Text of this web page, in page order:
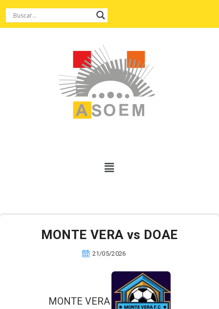
MONTE VERA vs DOAE
21/05/2026
MONTE VERA